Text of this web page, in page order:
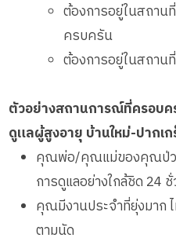
ต้องการอยู่ในสถา
ครบครัน
ต้องการอยู่ในสถาน
ตัวอย่างสถานการณ์ที่ครอบ
ดูแลผู้สูงอายุ บ้านใหม่-ปากเ
คุณพ่อ/คุณแม่ของคุณป่ว
การดูแลอย่างใกล้ชิด 24 ชั่
คุณมีงานประจำที่ยุ่งมาก
ตามนัด